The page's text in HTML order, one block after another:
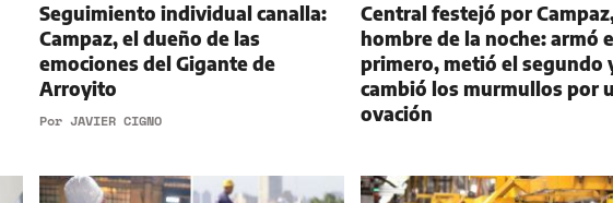
Seguimiento individual canalla:
Campaz, el dueño de las
emociones del Gigante de
Arroyito
Por JAVIER CIGNO
Central festejó por
hombre de la noche: armó
primero, metió el segundo
cambió los murmullos por
ovación